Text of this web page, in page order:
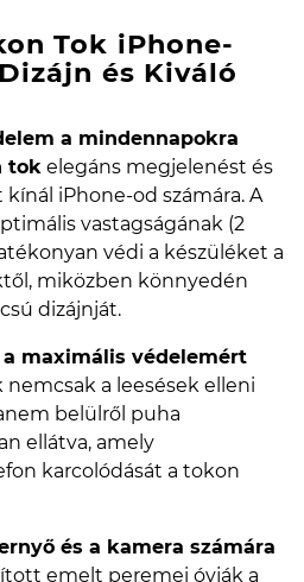
Tok iPhone-
és Kiváló
a mindennapokra
tok elegáns megjelenést és
iPhone-od számára. A
vastagságának (2
védi a készüléket a
miközben könnyedén
dizájnját.
maximális védelemért
a leesések elleni
belülről puha
ellátva, amely
karcolódását a tokon
és a kamera számára
emelt peremei óvják a